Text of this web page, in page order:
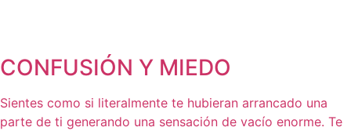
CONFUSIÓN Y MIEDO
Sientes como si literalmente te hubieran arrancado una
parte de ti generando una sensación de vacío enorme. Te